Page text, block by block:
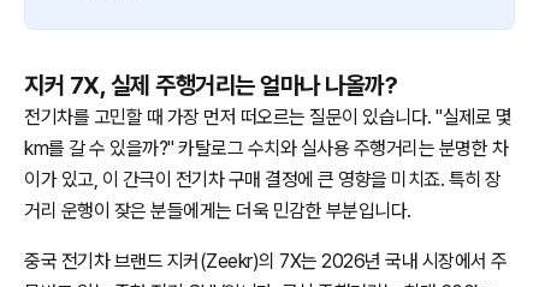
지커 7X, 실제 주행거리는 얼마나 나올까?
전기차를 고민할 때 가장 먼저 떠오르는 질문이 있습니다. "실제로 몇
km를 갈 수 있을까?" 카탈로그 수치와 실사용 주행거리는 분명한 차
이가 있고, 이 간극이 전기차 구매 결정에 큰 영향을 미치죠. 특히 장
거리 운행이 잦은 분들에게는 더욱 민감한 부분입니다.
중국 전기차 브랜드 지커(Zeekr)의 7X는 2026년 국내 시장에서 주